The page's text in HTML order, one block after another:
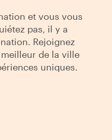
et vous vous
pas, il y a
Rejoignez
de la ville
uniques.